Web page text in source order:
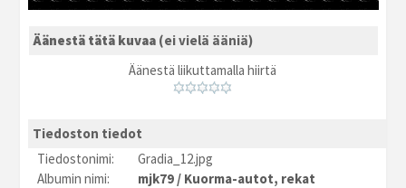
Äänestä tätä kuvaa (ei vielä ääniä)
Äänestä liikuttamalla hiirtä
Tiedoston tiedot
Tiedostonimi:
Gradia_12.jpg
Albumin nimi:
mjk79 / Kuorma-autot, rekat